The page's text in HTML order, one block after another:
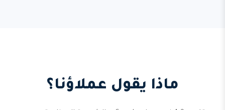
ماذا يقول عملاؤنا؟